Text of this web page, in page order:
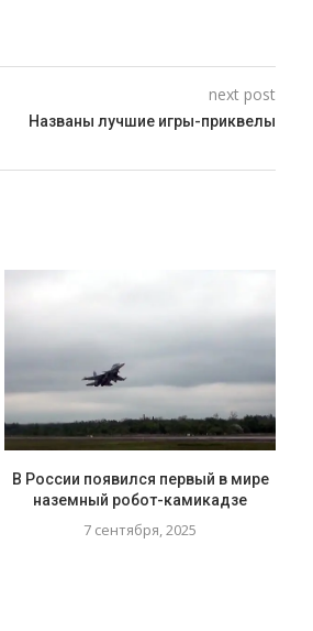
next post
Названы лучшие игры-приквелы
В России появился первый в мире
наземный робот-камикадзе
7 сентября, 2025